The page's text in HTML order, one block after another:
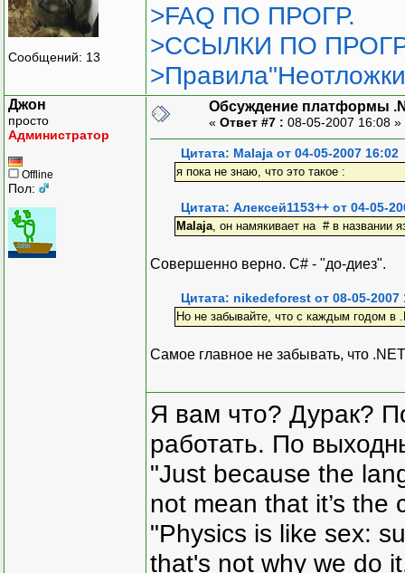
Сообщений: 13
>FAQ ПО ПРОГР.
>ССЫЛКИ ПО
Джон
просто
Администратор
Offline
Пол:
Обсуждение платформы
« Ответ #7 : 08-05-2007 16:08 »
Цитата: Malaja от 04-05-2007 16:02
я пока не знаю, что это такое :
Цитата: Алексей1153++ от 04-05-
Malaja, он намякивает на # в названии
Совершенно верно. C# - "до-диез".
Цитата: nikedeforest от 08-05-2007
Но не забывайте, что с каждым годом
Самое главное не забывать, что
Я вам что? Дурак?
работать. По
"Just because the
not mean that it’s the
"Physics is like sex:
that's not why we do